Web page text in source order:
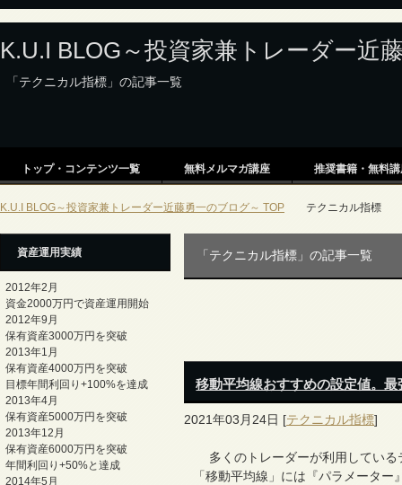
K.U.I BLOG～投資家兼トレーダー近
「テクニカル指標」の記事一覧
トップ・コンテンツ一覧 無料メルマガ講座 推奨書籍・無料
K.U.I BLOG～投資家兼トレーダー近藤勇一のブログ～ TOP テクニカル指標
「テクニカル指標」の記事一覧
移動平均線おすすめの設定値。
2021年03月24日 [テクニカル指標]
多くのトレーダーが利用している
「移動平均線」には『パラメータ
資産運用実績
2012年2月
資金2000万円で資産運用開始
2012年9月
保有資産3000万円を突破
2013年1月
保有資産4000万円を突破
目標年間利回り+100%を達成
2013年4月
保有資産5000万円を突破
2013年12月
保有資産6000万円を突破
年間利回り+50%と達成
2014年5月